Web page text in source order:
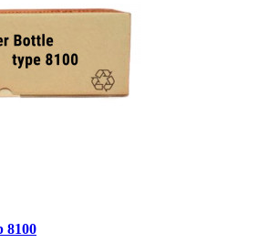
8100